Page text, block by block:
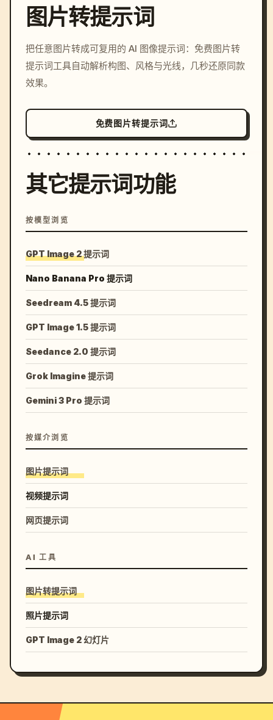
c, cyberpunk sunset, neon
colors, 8k --v 6.0
图片转提示词
把任意图片转成可复用的 AI 图像提示词：免费图片转
提示词工具自动解析构图、风格与光线，几秒还原同款
效果。
免费图片转提示词
其它提示词功能
按模型浏览
GPT Image 2 提示词
Nano Banana Pro 提示词
Seedream 4.5 提示词
GPT Image 1.5 提示词
Seedance 2.0 提示词
Grok Imagine 提示词
Gemini 3 Pro 提示词
按媒介浏览
图片提示词
视频提示词
网页提示词
AI 工具
图片转提示词
照片提示词
GPT Image 2 幻灯片